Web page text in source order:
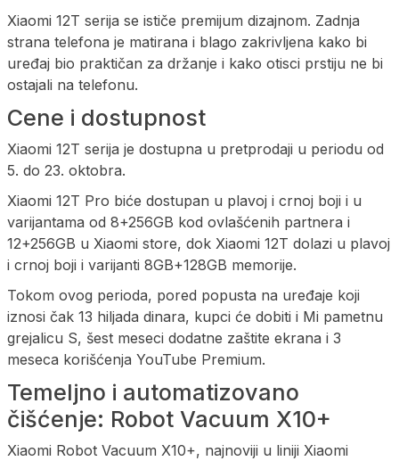
Xiaomi 12T serija se ističe premijum dizajnom. Zadnja
strana telefona je matirana i blago zakrivljena kako bi
uređaj bio praktičan za držanje i kako otisci prstiju ne bi
ostajali na telefonu.
Cene i dostupnost
Xiaomi 12T serija je dostupna u pretprodaji u periodu od
5. do 23. oktobra.
Xiaomi 12T Pro biće dostupan u plavoj i crnoj boji i u
varijantama od 8+256GB kod ovlašćenih partnera i
12+256GB u Xiaomi store, dok Xiaomi 12T dolazi u plavoj
i crnoj boji i varijanti 8GB+128GB memorije.
Tokom ovog perioda, pored popusta na uređaje koji
iznosi čak 13 hiljada dinara, kupci će dobiti i Mi pametnu
grejalicu S, šest meseci dodatne zaštite ekrana i 3
meseca korišćenja YouTube Premium.
Temeljno i automatizovano
čišćenje: Robot Vacuum X10+
Xiaomi Robot Vacuum X10+, najnoviji u liniji Xiaomi